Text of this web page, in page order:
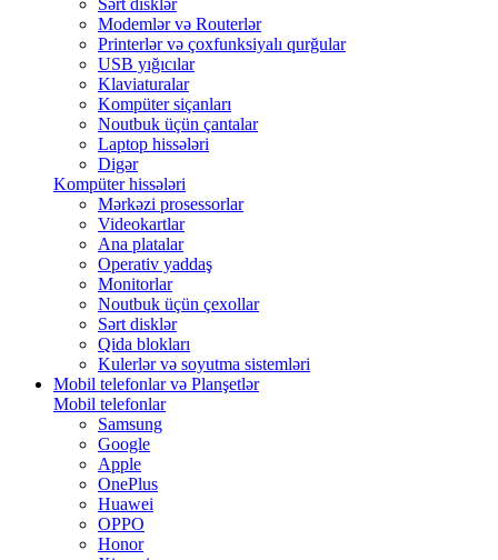
Sərt disklər
Modemlər və Routerlər
Printerlər və çoxfunksiyalı qurğular
USB yığıcılar
Klaviaturalar
Kompüter siçanları
Noutbuk üçün çantalar
Laptop hissələri
Digər
Kompüter hissələri
Mərkəzi prosessorlar
Videokartlar
Ana platalar
Operativ yaddaş
Monitorlar
Noutbuk üçün çexollar
Sərt disklər
Qida blokları
Kulerlər və soyutma sistemləri
Mobil telefonlar və Planşetlər
Mobil telefonlar
Samsung
Google
Apple
OnePlus
Huawei
OPPO
Honor